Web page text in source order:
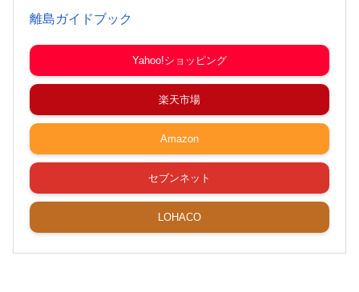
離島ガイドブック
Yahoo!ショッピング
楽天市場
Amazon
セブンネット
LOHACO